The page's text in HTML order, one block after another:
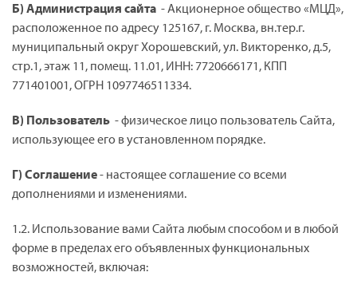
Б) Администрация сайта - Акционерное общество «МЦД»,
расположенное по адресу 125167, г. Москва, вн.тер.г.
муниципальный округ Хорошевский, ул. Викторенко, д.5,
стр.1, этаж 11, помещ. 11.01, ИНН: 7720666171, КПП
771401001, ОГРН 1097746511334.
В) Пользователь - физическое лицо пользователь Сайта,
использующее его в установленном порядке.
Г) Соглашение- настоящее соглашение со всеми
дополнениями и изменениями.
1.2. Использование вами Сайта любым способом и в любой
форме в пределах его объявленных функциональных
возможностей, включая: